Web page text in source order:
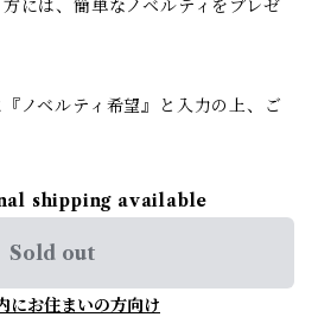
には、簡単なノベルティをプレゼ
ノベルティ希望』と入力の上、ご
shipping available
Sold out
にお住まいの方向け